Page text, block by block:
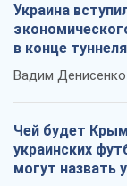
Украина
в конце
Вадим Денисенко
Чей будет
украинских
могут назвать